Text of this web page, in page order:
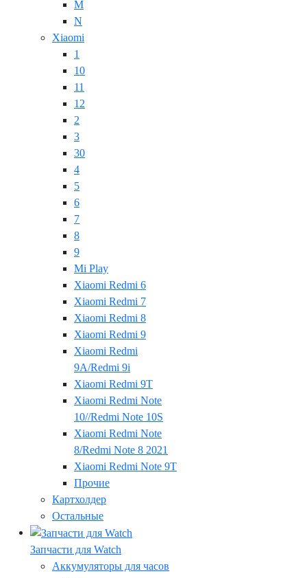
M
N
Xiaomi
1
10
11
12
2
3
30
4
5
6
7
8
9
Mi Play
Xiaomi Redmi 6
Xiaomi Redmi 7
Xiaomi Redmi 8
Xiaomi Redmi 9
Xiaomi Redmi
9A/Redmi 9i
Xiaomi Redmi 9T
Xiaomi Redmi Note
10//Redmi Note 10S
Xiaomi Redmi Note
8/Redmi Note 8 2021
Xiaomi Redmi Note 9T
Прочие
Картхолдер
Остальные
Запчасти для Watch
Аккумуляторы для часов